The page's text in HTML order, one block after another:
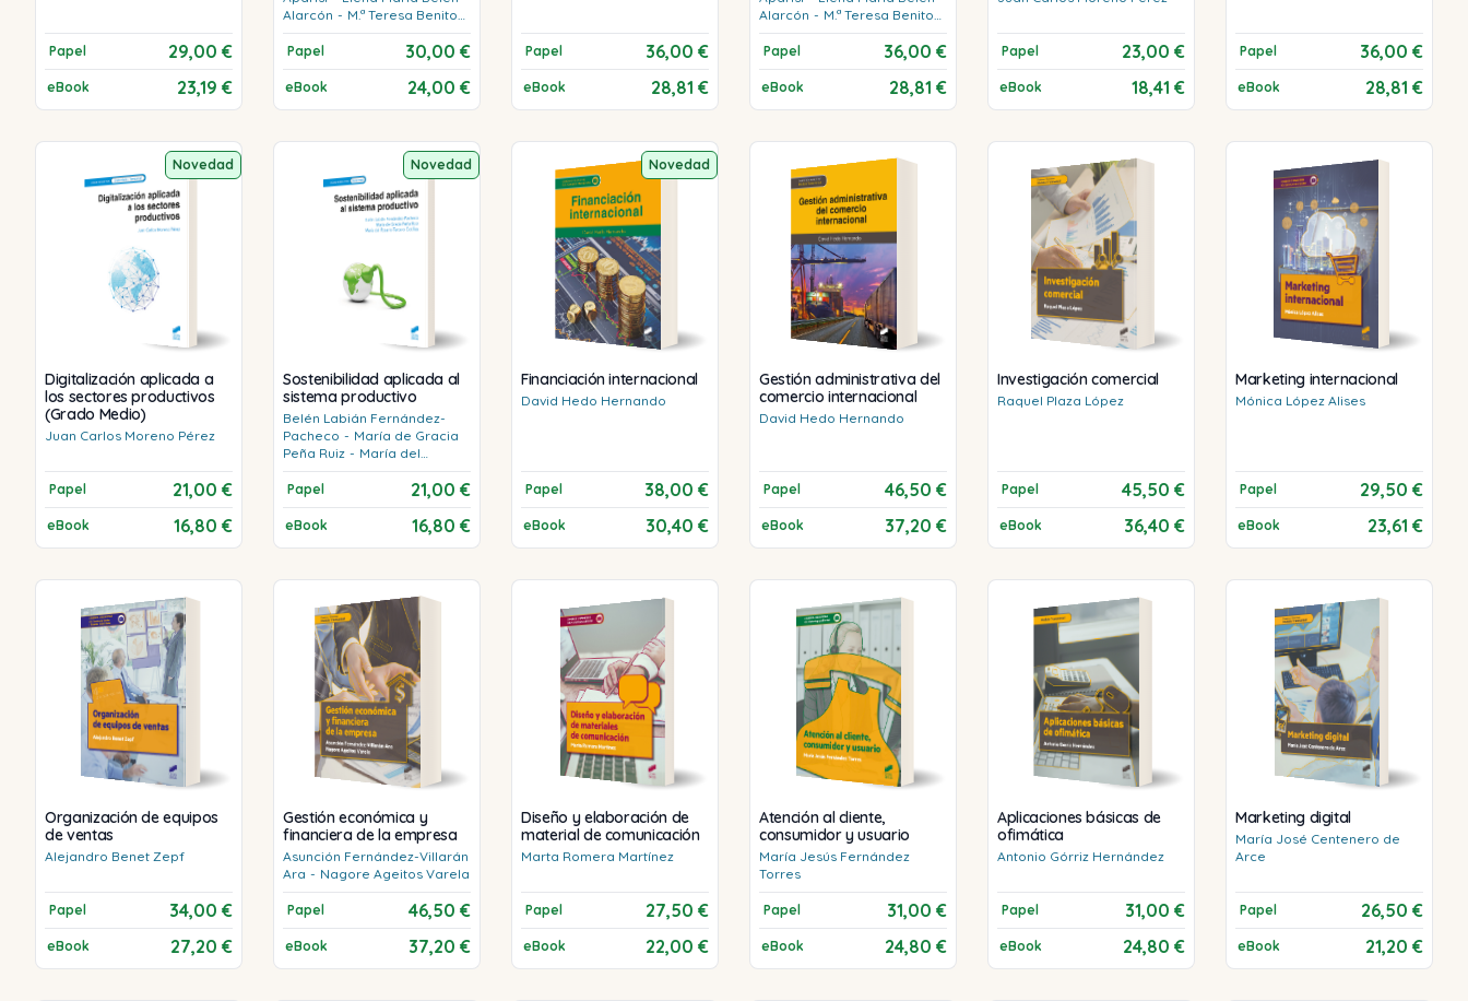
Papel 29,00 €
eBook 23,19 €
Alarcón - M.ª Teresa Benito
Rocamora - Raúl Soria
García
Papel 30,00 €
eBook 24,00 €
Papel 36,00 €
eBook 28,81 €
Alarcón - M.ª Teresa Benito
Rocamora - Raúl Soria
García
Papel 36,00 €
eBook 28,81 €
Papel 23,00 €
eBook 18,41 €
Papel 36,00 €
eBook 28,81 €
Novedad
Digitalización aplicada a
los sectores productivos
(Grado Medio)
Juan Carlos Moreno Pérez
Papel 21,00 €
eBook 16,80 €
Novedad
Sostenibilidad aplicada al
sistema productivo
Belén Labián Fernández-
Pacheco - María de Gracia
Peña Ruiz - María del
Rosario Tercero Cotillas
Papel
21,00 €
eBook 16,80 €
Novedad
Financiación internacional
David Hedo Hernando
Papel 38,00 €
eBook 30,40 €
Gestión administrativa del
comercio internacional
David Hedo Hernando
Papel 46,50 €
eBook 37,20 €
Investigación comercial
Raquel Plaza López
Papel 45,50 €
eBook 36,40 €
Marketing internacional
Mónica López Alises
Papel 29,50 €
eBook 23,61 €
Organización de equipos
de ventas
Alejandro Benet Zepf
Papel 34,00 €
eBook 27,20 €
Gestión económica y
financiera de la empresa
Asunción Fernández-Villarán
Ara - Nagore Ageitos Varela
Papel 46,50 €
eBook 37,20 €
Diseño y elaboración de
material de comunicación
Marta Romera Martínez
Papel 27,50 €
eBook 22,00 €
Atención al cliente,
consumidor y usuario
María Jesús Fernández
Torres
Papel 31,00 €
eBook 24,80 €
Aplicaciones básicas de
ofimática
Antonio Górriz Hernández
Papel 31,00 €
eBook 24,80 €
Marketing digital
María José Centenero de
Arce
Papel 26,50 €
eBook 21,20 €